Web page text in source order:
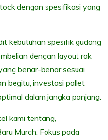
dengan spesifikasi yang
kebutuhan spesifik gudang
dengan layout rak
benar-benar sesuai
begitu, investasi pallet
dalam jangka panjang.
kami tentang,
Murah: Fokus pada